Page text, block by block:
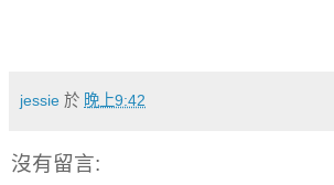
jessie 於 晚上9:42
沒有留言: